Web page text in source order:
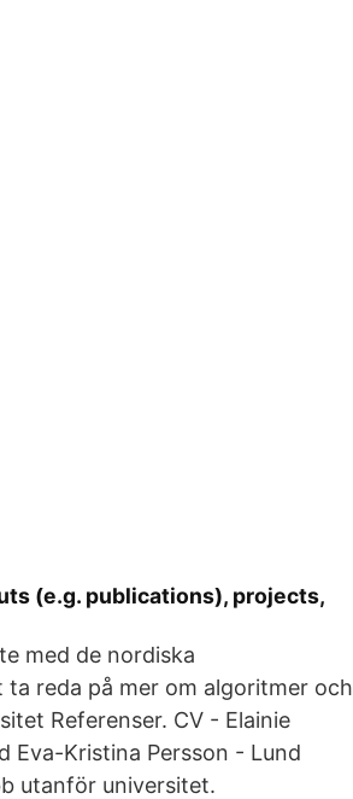
(e.g. publications), projects,
med de nordiska
reda på mer om algoritmer och
Referenser. CV - Elainie
Eva-Kristina Persson - Lund
utanför universitet.